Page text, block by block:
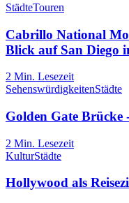
StädteTouren
Cabrillo National
Blick auf San Diego
2 Min. Lesezeit
SehenswürdigkeitenStädte
Golden Gate Brücke
2 Min. Lesezeit
KulturStädte
Hollywood als